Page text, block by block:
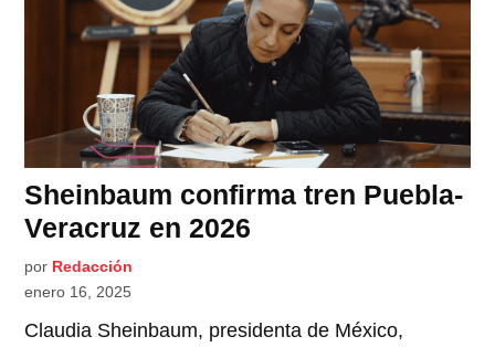
Sheinbaum confirma tren Puebla-
Veracruz en 2026
por Redacción
enero 16, 2025
Claudia Sheinbaum, presidenta de México,